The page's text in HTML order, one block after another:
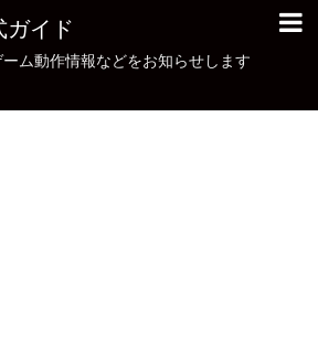
ガイド
ム動作情報などをお知らせします